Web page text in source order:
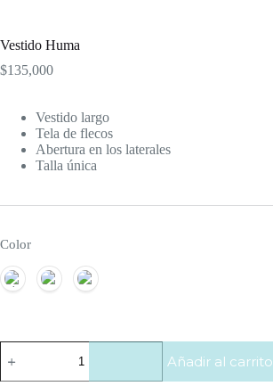
Vestido Huma
$135,000
Vestido largo
Tela de flecos
Abertura en los laterales
Talla única
Color
Huma
cantidad
Añadir al carrito